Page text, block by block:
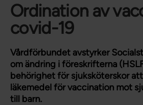
Ordination av
covid-19
Vårdförbundet avstyrker
om ändring i föreskrifterna
behörighet för sjuksköterskor
läkemedel för vaccination mot
till barn.